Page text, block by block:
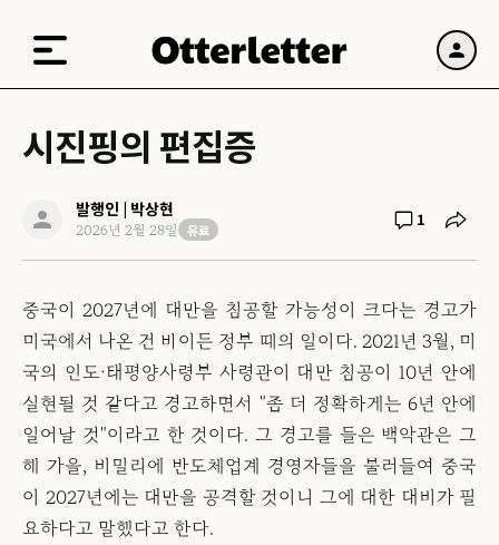
시진핑의 편집증
발행인 | 박상현
2026년 2월 28일 유료 1
중국이 2027년에 대만을 침공할 가능성이 크다는 경고가
미국에서 나온 건 바이든 정부 때의 일이다. 2021년 3월, 미
국의 인도·태평양사령부 사령관이 대만 침공이 10년 안에
실현될 것 같다고 경고하면서 "좀 더 정확하게는 6년 안에
일어날 것"이라고 한 것이다. 그 경고를 들은 백악관은 그
해 가을, 비밀리에 반도체업계 경영자들을 불러들여 중국
이 2027년에는 대만을 공격할 것이니 그에 대한 대비가 필
요하다고 말했다고 한다.